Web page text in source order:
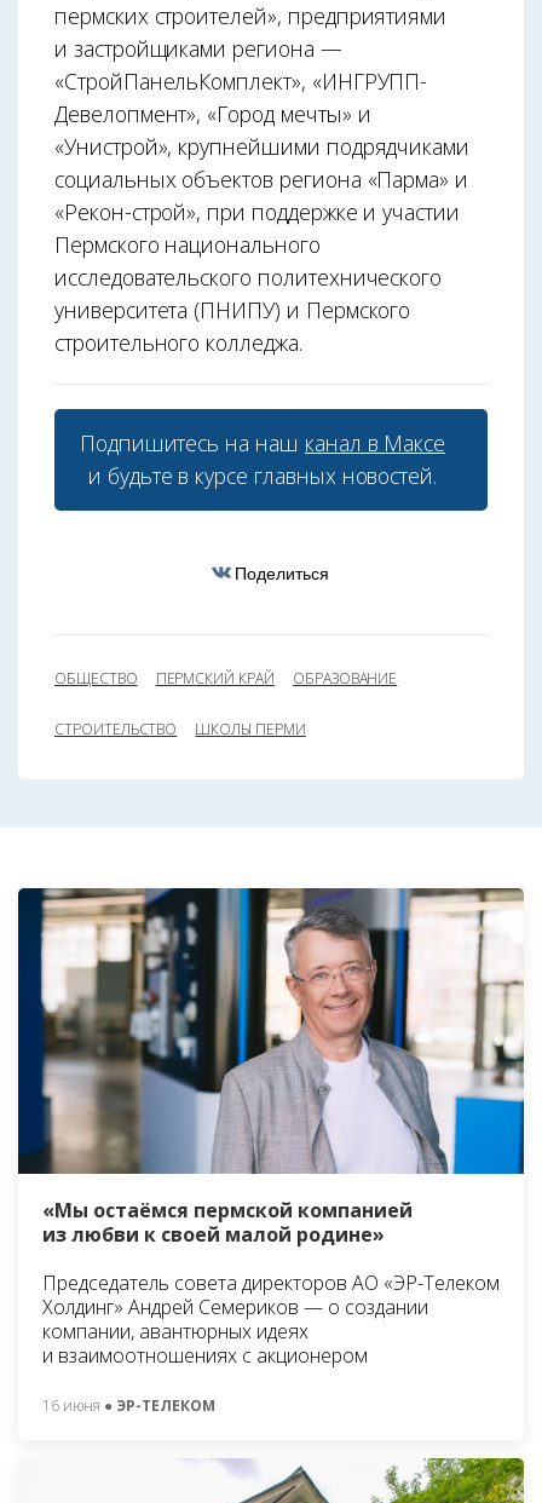
пермских строителей», предприятиями
и застройщиками региона —
«СтройПанельКомплект», «ИНГРУПП-
Девелопмент», «Город мечты» и
«Унистрой», крупнейшими подрядчиками
социальных объектов региона «Парма» и
«Рекон-строй», при поддержке и участии
Пермского национального
исследовательского политехнического
университета (ПНИПУ) и Пермского
строительного колледжа.
Подпишитесь на наш канал в Максе
и будьте в курсе главных новостей.
Поделиться
ОБЩЕСТВО ПЕРМСКИЙ КРАЙ ОБРАЗОВАНИЕ
СТРОИТЕЛЬСТВО ШКОЛЫ ПЕРМИ
«Мы остаёмся пермской компанией
из любви к своей малой родине»
Председатель совета директоров АО «ЭР-Телеком
Холдинг» Андрей Семериков — о создании
компании, авантюрных идеях
и взаимоотношениях с акционером
16 июня ● ЭР-ТЕЛЕКОМ